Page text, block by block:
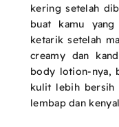
kering setelah
buat kamu
ketarik setelah
creamy dan
body lotion-nya,
kulit lebih bersih
lembap dan